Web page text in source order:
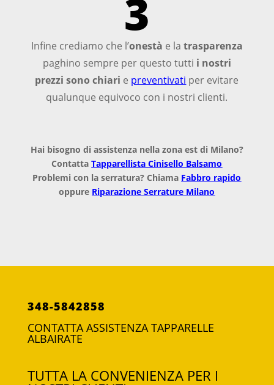
3
Infine crediamo che l’onestà e la trasparenza
paghino sempre per questo tutti i nostri
prezzi sono chiari e preventivati per evitare
qualunque equivoco con i nostri clienti.
Hai bisogno di assistenza nella zona est di Milano?
ContattaTapparellista Cinisello Balsamo
Problemi con la serratura? Chiama Fabbro rapido
oppure Riparazione Serrature Milano
348-5842858
CONTATTA ASSISTENZA TAPPARELLE
ALBAIRATE
TUTTA LA CONVENIENZA PER I